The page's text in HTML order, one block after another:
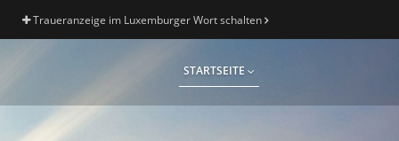
Traueranzeige im Luxemburger Wort schalten
STARTSEITE